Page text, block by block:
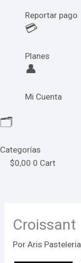
Reportar pago
💳
Planes
👤
Mi Cuenta
🗂️
Categorías
$0,00 0 Cart
Croissant
PorAris Pasteleria